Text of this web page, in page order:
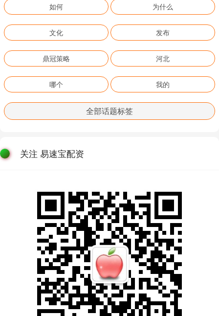
如何 为什么
文化 发布
鼎冠策略 河北
哪个 我的
全部话题标签
关注 易速宝配资